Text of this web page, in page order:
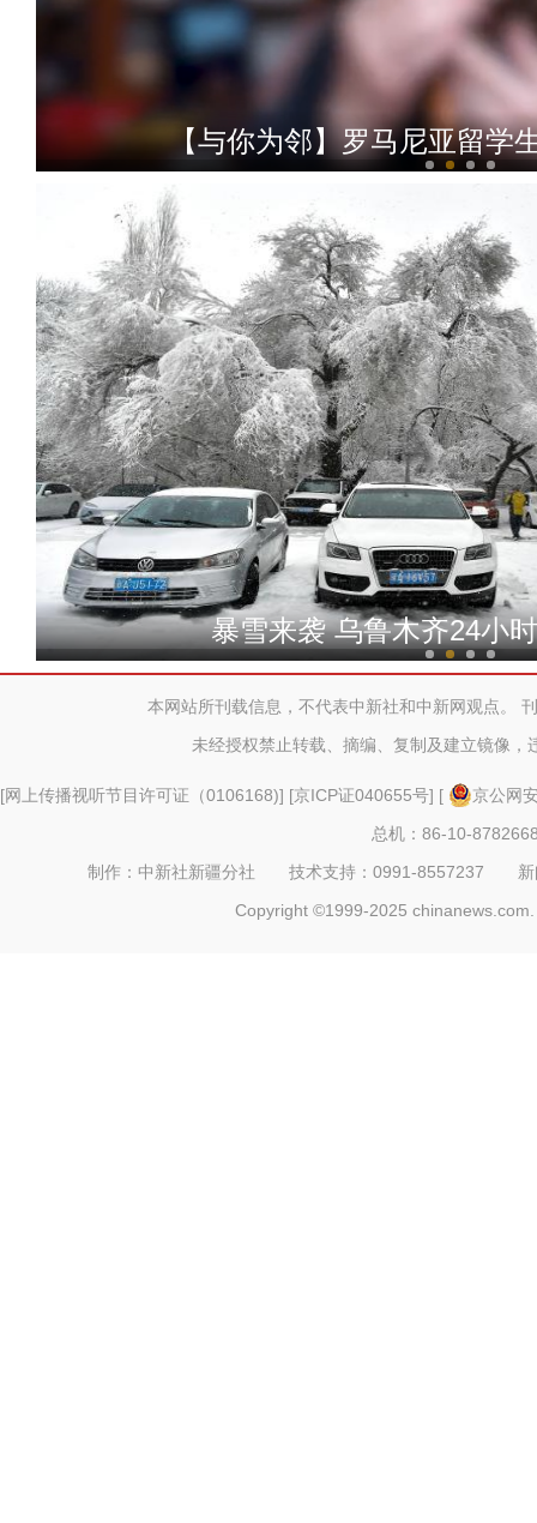
【与你为邻】罗马尼亚留学
侨乡故事 | 怀元辰：以面为
暴雪来袭 乌鲁木齐24小
本网站所刊载信息，不代表中新社和中新网观点。
未经授权禁止转载、摘编、复制及建立镜像，
[网上传播视听节目许可证（0106168)] [京ICP证040655号] [
京公网
总机：86-10-
制作：中新社新疆分社 技术支持：0991-8557237
Copyright ©1999-2025